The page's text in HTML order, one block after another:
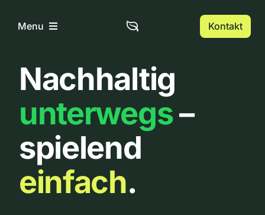
InhaltMenu
Home
Über uns
Urbanlist
Kontakt
Nachhaltig
unterwegs–
spielend
einfach.